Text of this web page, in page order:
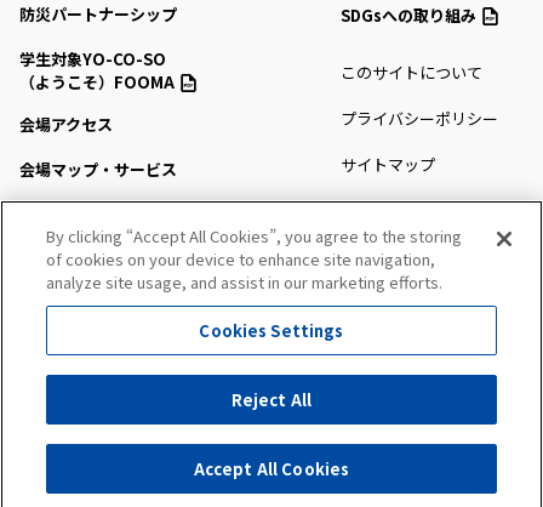
出展社にお問い合わせ
防災パートナーシップ
学生対象YO-CO-SO
（ようこそ）FOOMA
会場アクセス
会場マップ・サービス
セミナー・シンポジウム
プレスルーム
SDGsへの取り組み
このサイトについて
プライバシーポリシー
サイトマップ
By clicking “Accept All Cookies”, you agree to the storing
of cookies on your device to enhance site navigation,
analyze site usage, and assist in our marketing efforts.
Cookies Settings
Reject All
Accept All Cookies